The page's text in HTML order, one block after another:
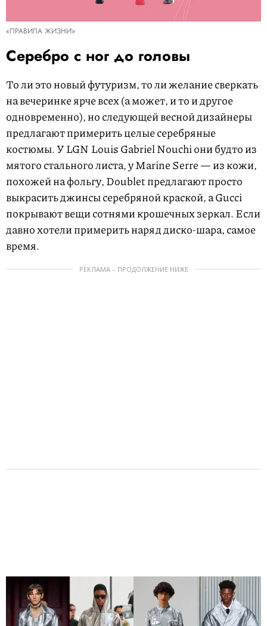
«ПРАВИЛА ЖИЗНИ»
Серебро с ног до головы
То ли это новый футуризм, то ли желание сверкать
на вечеринке ярче всех (а может, и то и другое
одновременно), но следующей весной дизайнеры
предлагают примерить целые серебряные
костюмы. У LGN Louis Gabriel Nouchi они будто из
мятого стального листа, у Marine Serre — из кожи,
похожей на фольгу, Doublet предлагают просто
выкрасить джинсы серебряной краской, а Gucci
покрывают вещи сотнями крошечных зеркал. Если
давно хотели примерить наряд диско-шара, самое
время.
РЕКЛАМА – ПРОДОЛЖЕНИЕ НИЖЕ